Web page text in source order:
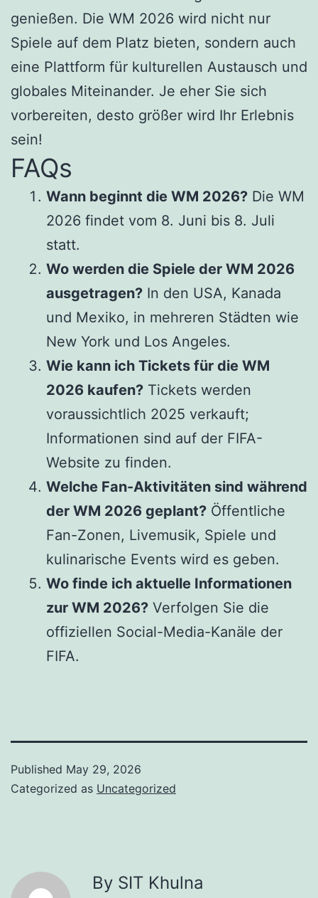
genießen. Die WM 2026 wird nicht nur
Spiele auf dem Platz bieten, sondern auch
eine Plattform für kulturellen Austausch und
globales Miteinander. Je eher Sie sich
vorbereiten, desto größer wird Ihr Erlebnis
sein!
FAQs
Wann beginnt die WM 2026? Die WM
2026 findet vom 8. Juni bis 8. Juli
statt.
Wo werden die Spiele der WM 2026
ausgetragen? In den USA, Kanada
und Mexiko, in mehreren Städten wie
New York und Los Angeles.
Wie kann ich Tickets für die WM
2026 kaufen? Tickets werden
voraussichtlich 2025 verkauft;
Informationen sind auf der FIFA-
Website zu finden.
Welche Fan-Aktivitäten sind während
der WM 2026 geplant? Öffentliche
Fan-Zonen, Livemusik, Spiele und
kulinarische Events wird es geben.
Wo finde ich aktuelle Informationen
zur WM 2026? Verfolgen Sie die
offiziellen Social-Media-Kanäle der
FIFA.
Published May 29, 2026
Categorized as Uncategorized
By SIT Khulna